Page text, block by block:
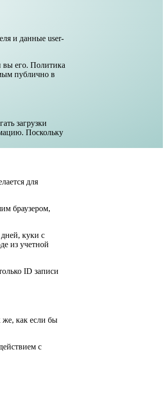
и данные user-
вы его. Политика
публично в
загрузки
Поскольку
для
браузером,
куки с
из учетной
ID записи
же, как если бы
с